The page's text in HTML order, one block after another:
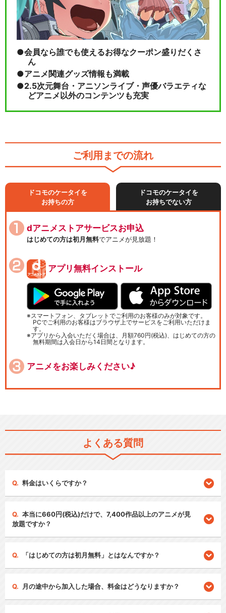
会員なら誰でも使えるお得なクーポン盛りだくさ
ん
アニメ関連グッズ情報も満載
2.5次元舞台・アニソンライブ・声優バラエティな
どアニメ以外のコンテンツも充実
ご利用までの流れ
ドコモのケータイを
お持ちの方
ドコモのケータイを
お持ちでない方
dアニメストアサービスお申込
はじめての方は初月無料でアニメが見放題！
アプリ無料インストール
スマートフォン、タブレットでご利用のお客様のみが対象です。
PCでご利用のお客様はブラウザ上でサービスをご利用いただけま
す。
アプリから入会いただく場合は、月額760円(税込)、はじめての方の
無料期間は入会日から14日間となります。
アニメをお楽しみください♪
よくある質問
料金はいくらですか？
本当に660円(税込)だけで、7,400作品以上のアニメが見
放題ですか？
「はじめての方は初月無料」とはなんですか？
月の途中から加入した場合、料金はどうなりますか？